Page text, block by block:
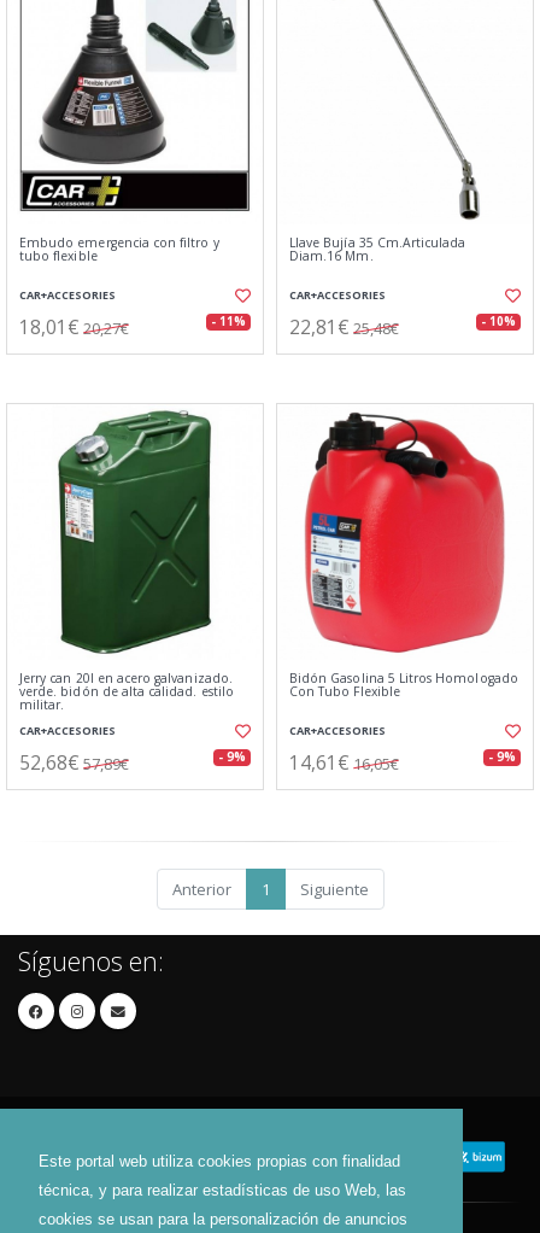
Este portal web utiliza cookies propias con finalidad
técnica, y para realizar estadísticas de uso Web, las
cookies se usan para la personalización de anuncios
Embudo emergencia con filtro y
tubo flexible
CAR+ACCESORIES
18,01€ 20,27€ - 11%
Llave Bujía 35 Cm.Articulada
Diam.16 Mm.
CAR+ACCESORIES
22,81€ 25,48€ - 10%
Jerry can 20l en acero galvanizado.
verde. bidón de alta calidad. estilo
militar.
CAR+ACCESORIES
52,68€ 57,89€ - 9%
Bidón Gasolina 5 Litros Homologado
Con Tubo Flexible
CAR+ACCESORIES
14,61€ 16,05€ - 9%
Anterior 1 Siguiente
Síguenos en: